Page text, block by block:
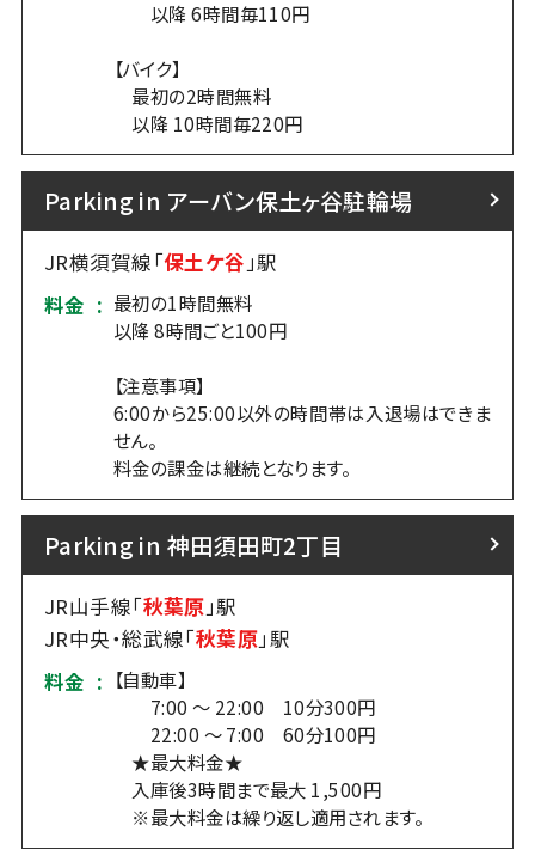
以降 6時間毎110円
【バイク】
最初の2時間無料
以降 10時間毎220円
Parking in アーバン保土ヶ谷駐輪場
JR横須賀線「保土ケ谷」駅
料金 : 最初の1時間無料
以降 8時間ごと100円
【注意事項】
6:00から25:00以外の時間帯は入退場はできま
せん。
料金の課金は継続となります。
Parking in 神田須田町2丁目
JR山手線「秋葉原」駅
JR中央・総武線「秋葉原」駅
料金 : 【自動車】
7:00 ～ 22:00 10分300円
22:00 ～ 7:00 60分100円
★最大料金★
入庫後3時間まで最大 1,500円
※最大料金は繰り返し適用されます。